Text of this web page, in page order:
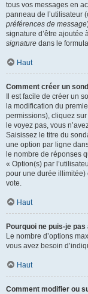
tous vos messages en
panneau de l’utilisateur
préférences de message
signature d’être ajoutée
signature dans le
Haut
Comment créer un
Il est facile de créer un
la modification du
permissions), cliquez sur
le voyez pas, vous
Saisissez le titre du
une option par ligne
le nombre de réponses
« Option(s) par
pour une durée illimitée)
vote.
Haut
Pourquoi ne puis-je
Le nombre d’options
vous avez besoin
Haut
Comment modifier ou